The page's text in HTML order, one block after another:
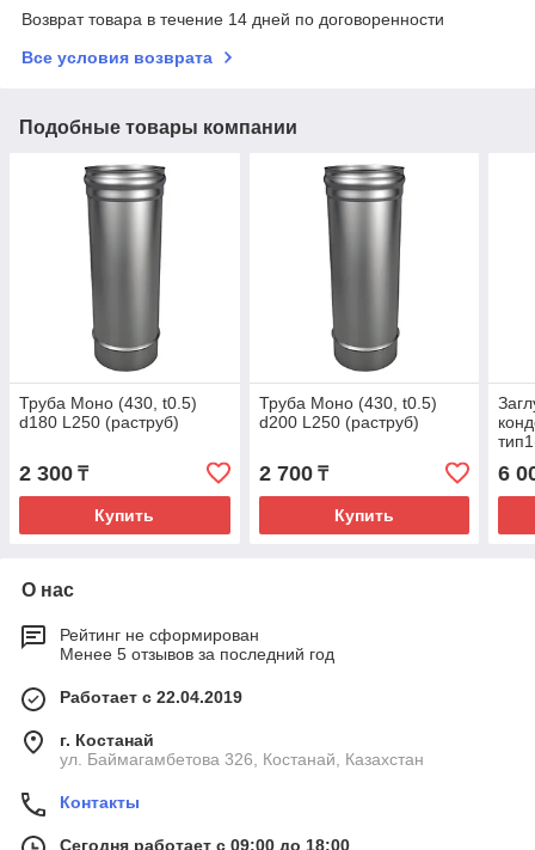
Возврат товара в течение 14 дней по договоренности
Все условия возврата
Подобные товары компании
Труба Моно (430, t0.5)
d180 L250 (раструб)
2 300 ₸
Купить
Труба Моно (430, t0.5)
d200 L250 (раструб)
2 700₸
Купить
6
О нас
Рейтинг не сформирован
Менее 5 отзывов за последний год
Работает с 22.04.2019
г. Костанай
ул. Баймагамбетова 326, Костанай, Казахстан
Контакты
Сегодня работает с 09:00 до 18:00